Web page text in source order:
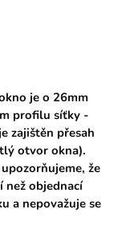
je o 26mm
profilu síťky -
zajištěn přesah
otvor okna).
že
než objednací
a nepovažuje se